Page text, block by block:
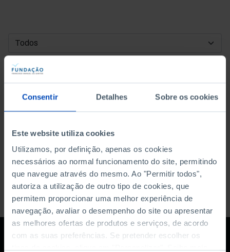
Consentir Detalhes Sobre os cookies
Este website utiliza cookies
Utilizamos, por definição, apenas os cookies
necessários ao normal funcionamento do site, permitindo
que navegue através do mesmo. Ao "Permitir todos",
autoriza a utilização de outro tipo de cookies, que
permitem proporcionar uma melhor experiência de
navegação, avaliar o desempenho do site ou apresentar
as melhores ofertas de produtos e serviços, de acordo
com as suas preferências. Se pretender escolher os
DATA DE INÍCIO
DATA DE FIM